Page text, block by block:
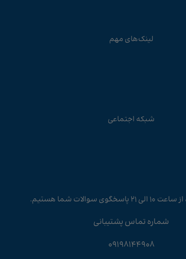
لینک‌های مهم
شبکه اجتماعی
سوالات شما هستیم.
شماره تماس پشتیبانی
09198144908